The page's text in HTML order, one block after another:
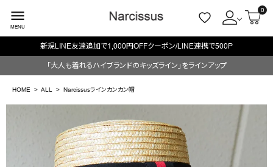
menu
MENU
0
ようこそ ゲスト 様
search
新規LINE友達追加で1,000円OFFクーポン/LINE連携で500P
「大人も着れるハイブランドのキッズライン」をラインアップ
HOME ALL Narcissusラインカンカン帽